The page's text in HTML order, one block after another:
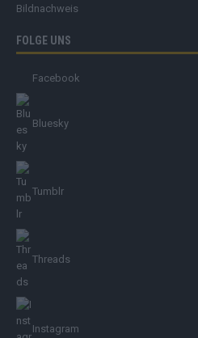
Bildnachweis
FOLGE UNS
Facebook
Bluesky
Tumblr
Threads
Instagram